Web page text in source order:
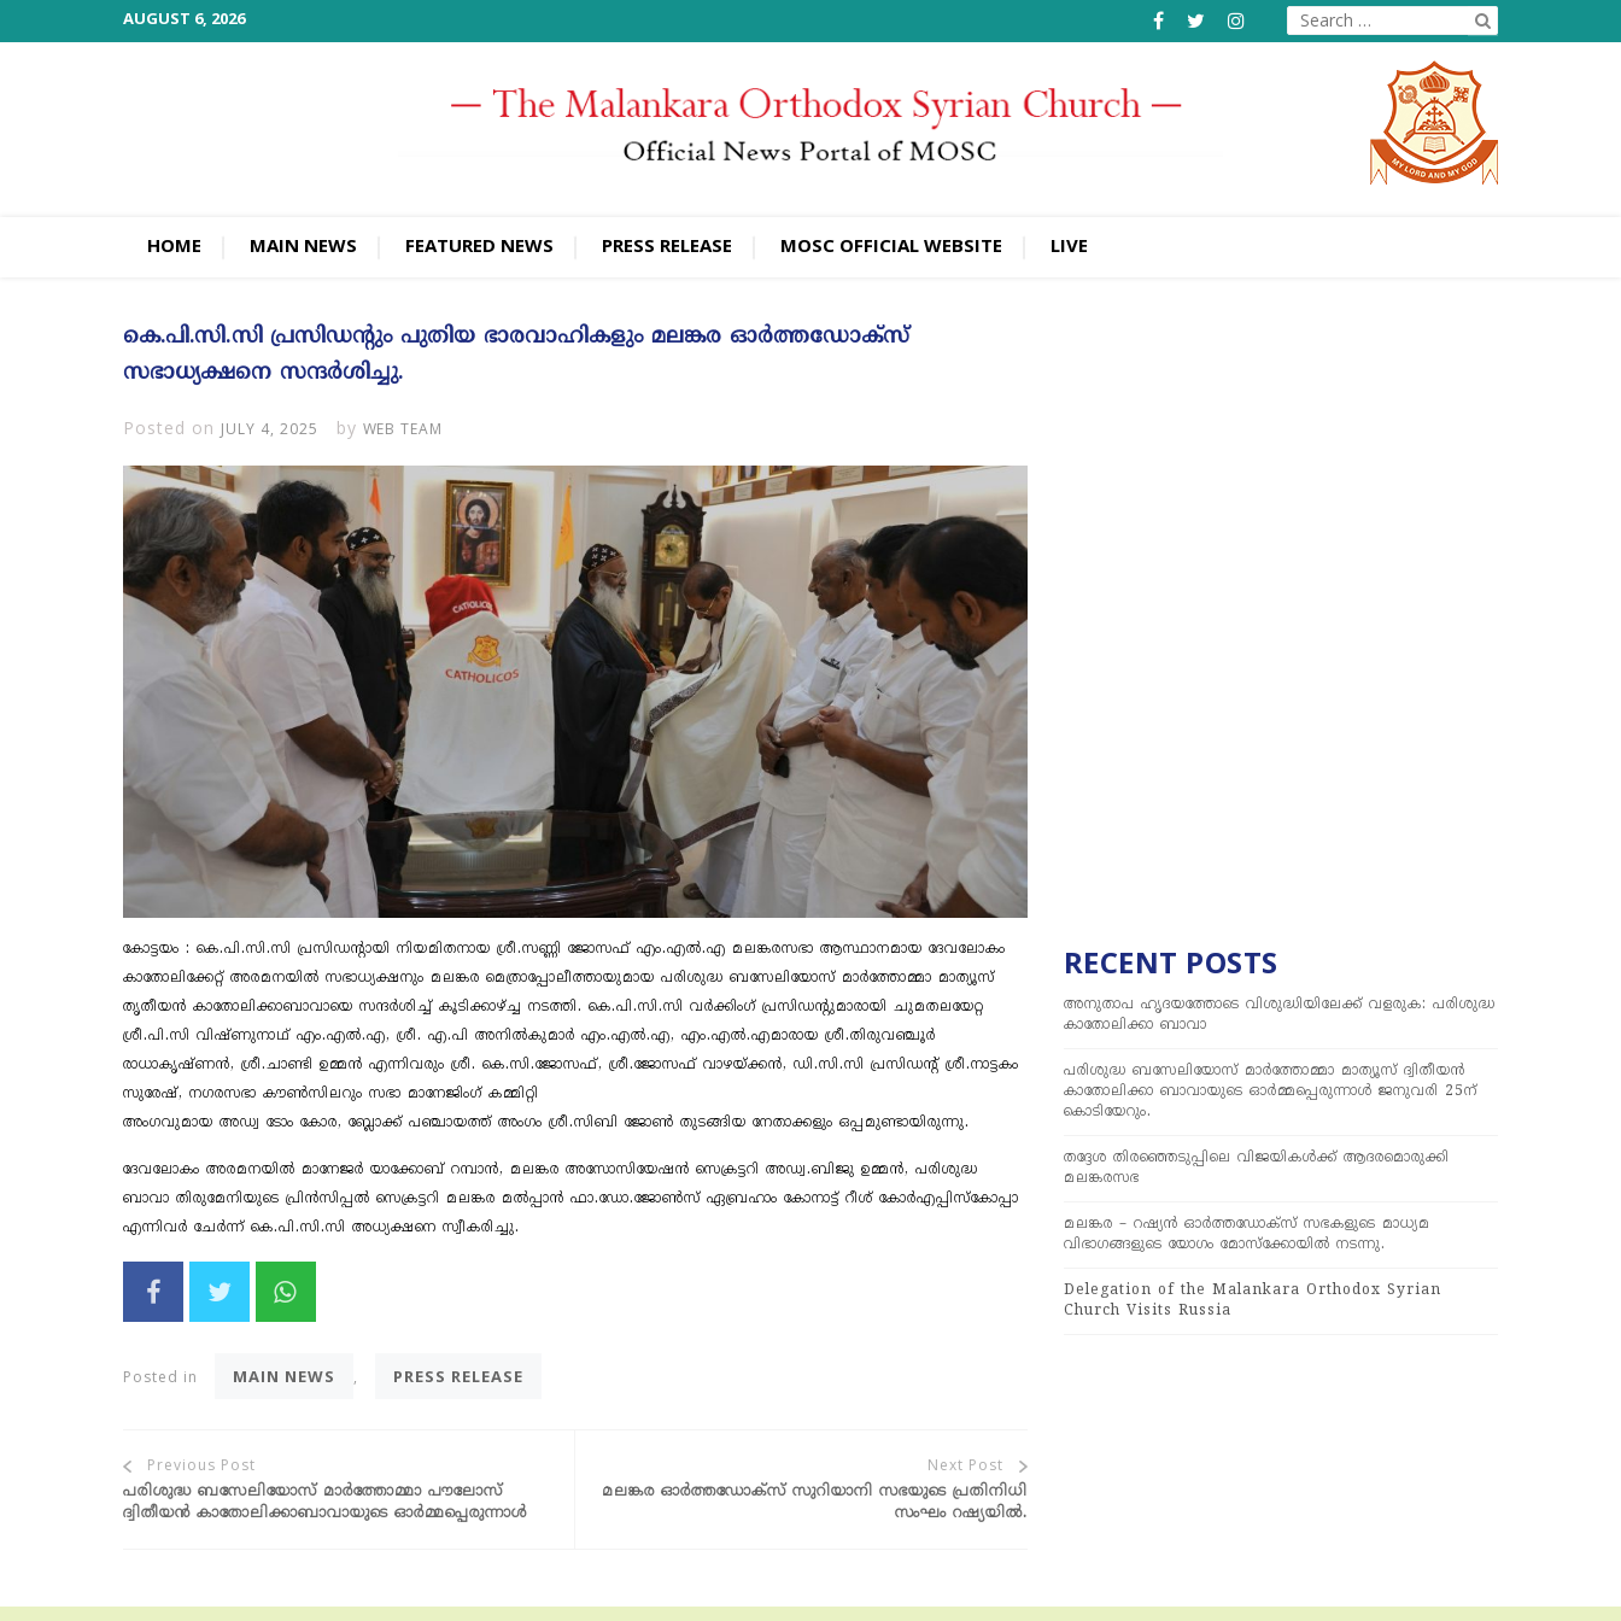
to
AUGUST 6, 2026
Search
for:
HOME MAIN NEWS FEATURED NEWS PRESS RELEASE MOSC OFFICIAL WEBSITE LIVE
കെ.പി.സി.സി പ്രസിഡന്റും പുതിയ ഭാരവാഹികളും മലങ്കര ഓർത്തഡോക്സ്
സഭാധ്യക്ഷനെ സന്ദർശിച്ചു.
Posted on JULY 4, 2025 by WEB TEAM
കോട്ടയം : കെ.പി.സി.സി പ്രസിഡന്റായി നിയമിതനായ ശ്രീ.സണ്ണി ജോസഫ് എം.എൽ.എ മലങ്കരസഭാ ആസ്ഥാനമായ ദേവലോകം
കാതോലിക്കേറ്റ് അരമനയിൽ സഭാധ്യക്ഷനും മലങ്കര മെത്രാപ്പോലീത്തായുമായ പരിശുദ്ധ ബസേലിയോസ് മാർത്തോമ്മാ മാത്യൂസ്
തൃതീയൻ കാതോലിക്കാബാവായെ സന്ദർശിച്ച് കൂടിക്കാഴ്ച്ച നടത്തി. കെ.പി.സി.സി വർക്കിം​ഗ് പ്രസിഡന്റുമാരായി ചുമതലയേറ്റ
ശ്രീ.പി.സി വിഷ്ണുനാഥ് എം.എൽ.എ, ശ്രീ. എ.പി അനിൽകുമാർ എം.എൽ.എ, എം.എൽ.എമാരായ ശ്രീ.തിരുവഞ്ചൂർ
രാധാകൃഷ്ണൻ, ശ്രീ.ചാണ്ടി ഉമ്മൻ എന്നിവരും ശ്രീ. കെ.സി.ജോസഫ്, ശ്രീ.ജോസഫ് വാഴയ്ക്കൻ, ഡി.സി.സി പ്രസിഡന്റ് ശ്രീ.നാട്ടകം
സുരേഷ്, ന​ഗരസഭാ കൗൺസിലറും സഭാ മാനേജിം​ഗ് കമ്മിറ്റി
അം​ഗവുമായ അഡ്വ ടോം കോര, ബ്ലോക്ക് പഞ്ചായത്ത് അം​ഗം ശ്രീ.സിബി ജോൺ തുടങ്ങിയ നേതാക്കളും ഒപ്പമുണ്ടായിരുന്നു.
ദേവലോകം അരമനയിൽ മാനേജർ യാക്കോബ് റമ്പാൻ, മലങ്കര അസോസിയേഷൻ സെക്രട്ടറി അഡ്വ.ബിജു ഉമ്മൻ, പരിശുദ്ധ
ബാവാ തിരുമേനിയുടെ പ്രിൻസിപ്പൽ സെക്രട്ടറി മലങ്കര മൽപ്പാൻ ഫാ.ഡോ.ജോൺസ് ഏബ്രഹാം കോനാട്ട് റീശ് കോർഎപ്പിസ്കോപ്പാ
എന്നിവർ ചേർന്ന് കെ.പി.സി.സി അധ്യക്ഷനെ സ്വീകരിച്ചു.
Posted in MAIN NEWS , PRESS RELEASE
POST
പരിശുദ്ധ ബസേലിയോസ് മാർത്തോമ്മാ പൗലോസ്
ദ്വിതീയൻ കാതോലിക്കാബാവായുടെ ഓർമ്മപ്പെരുന്നാൾ
മലങ്കര ഓർത്തഡോക്സ് സുറിയാനി സഭയുടെ പ്രതിനിധി
സംഘം റഷ്യയിൽ.
RECENT POSTS
അനുതാപ ഹൃദയത്തോടെ വിശുദ്ധിയിലേക്ക് വളരുക: പരിശുദ്ധ
കാതോലിക്കാ ബാവാ
പരിശുദ്ധ ബസേലിയോസ് മാർത്തോമ്മാ മാത്യൂസ് ദ്വിതീയൻ
കാതോലിക്കാ ബാവായുടെ ഓർമ്മപ്പെരുന്നാൾ ജനുവരി 25ന്
കൊടിയേറും.
തദ്ദേശ തിരഞ്ഞെടുപ്പിലെ വിജയികൾക്ക് ആദരമൊരുക്കി
മലങ്കരസഭ
മലങ്കര – റഷ്യൻ ഓർത്തഡോക്സ് സഭകളുടെ മാധ്യമ
വിഭാഗങ്ങളുടെ യോഗം മോസ്ക്കോയിൽ നടന്നു.
Delegation of the Malankara Orthodox Syrian
Church Visits Russia